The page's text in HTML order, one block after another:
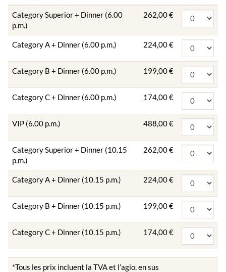
Category Superior + Dinner (6.00
p.m.)
262,00 €
Category A + Dinner (6.00 p.m.) 224,00 €
Category B + Dinner (6.00 p.m.) 199,00 €
Category C + Dinner (6.00 p.m.) 174,00 €
VIP (6.00 p.m.) 488,00 €
Category Superior + Dinner (10.15
p.m.)
262,00 €
Category A + Dinner (10.15 p.m.) 224,00 €
Category B + Dinner (10.15 p.m.) 199,00 €
Category C + Dinner (10.15 p.m.) 174,00 €
*Tous les prix incluent la TVA et l’agio, en sus